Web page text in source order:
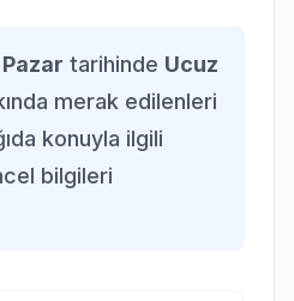
tarihinde Ucuz
merak edilenleri
konuyla ilgili
bilgileri